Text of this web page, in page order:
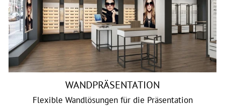
WANDPRÄSENTATION
Flexible Wandlösungen für die Präsentation